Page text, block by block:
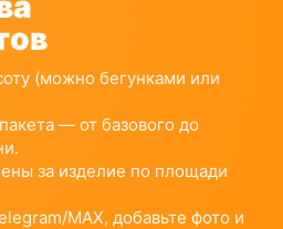
(можно бегунками или
— от базового до
за изделие по площади
MAX, добавьте фото и